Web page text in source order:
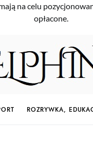
na celu
opłacone.
ROZRYWKA,